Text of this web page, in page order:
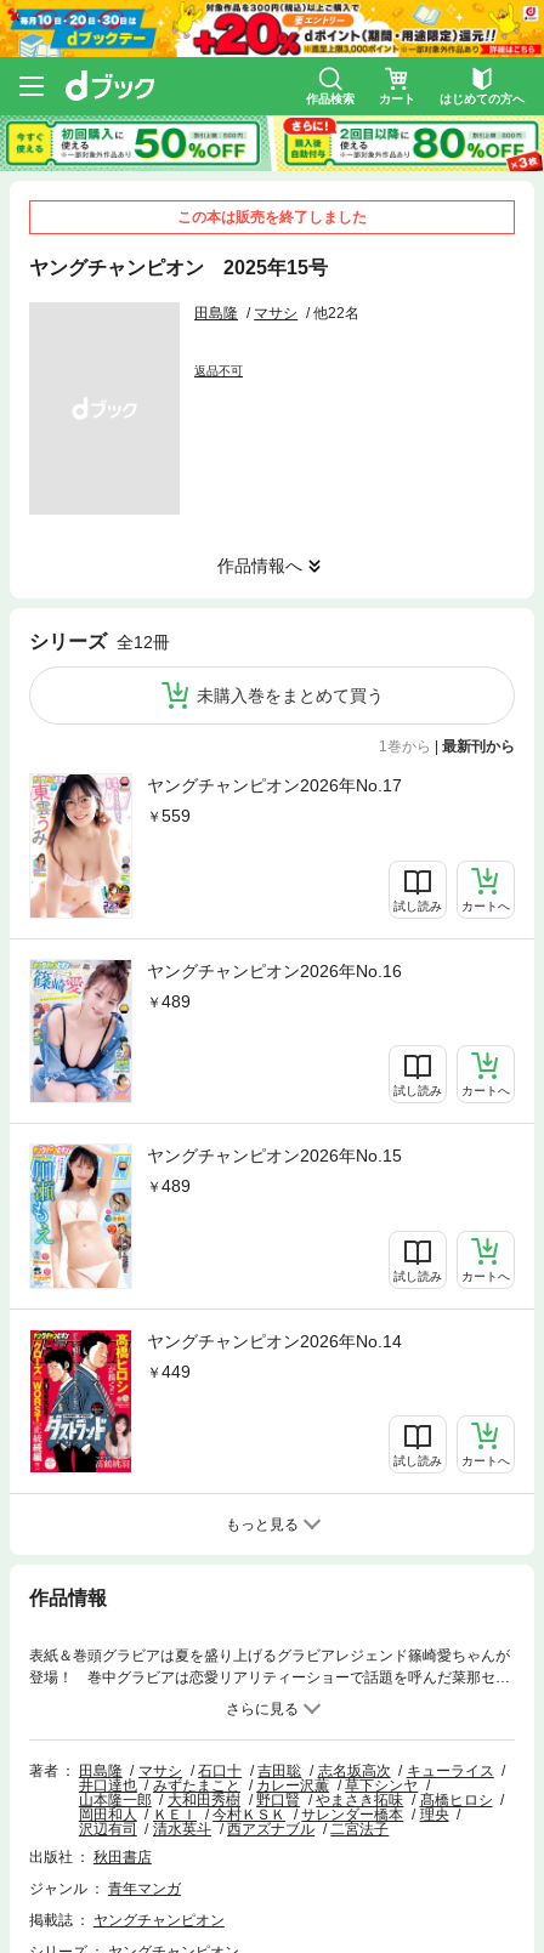
作品検索 カート はじめての方へ
この本は販売を終了しました
ヤングチャンピオン 2025年15号
田島隆 マサシ 他22名
返品不可
作品情報へ
シリーズ 全12冊
未購入巻をまとめて買う
1巻から 最新刊から
ヤングチャンピオン2026年No.17
559
試し読み カートへ
ヤングチャンピオン2026年No.16
489
試し読み カートへ
ヤングチャンピオン2026年No.15
489
試し読み カートへ
ヤングチャンピオン2026年No.14
449
試し読み カートへ
もっと見る
作品情報
表紙＆巻頭グラビアは夏を盛り上げるグラビアレジェンド篠崎愛ちゃんが
登場！ 巻中グラビアは恋愛リアリティーショーで話題を呼んだ菜那セシ
ルちゃんが初登場！ 巻頭カラーはTVドラマ化決定＆最新第10巻発売中
の「マトリと狂犬-路地裏の男達-」！ 巻中カラーは最新10巻が7月18日
発売の「凍牌 コールドガール」！ ※電子版には付録は含まれておら
ず、プレゼント・アンケート等への応募もできません。また作品のライン
ナップが目次と異なる場合もございます。
著者 田島隆 マサシ 石口十 吉田聡 志名坂高次
キューライス
井口達也
みずたまこと カレー沢薫
草下シンヤ
山本隆一郎
大和田秀樹 野口賢 やまさき拓味
髙橋ヒロシ
岡田和人
ＫＥＩ 今村ＫＳＫ サレンダー橋本
理央
沢辺有司
清水英斗 西アズナブル
二宮法子
出版社
秋田書店
ジャンル
青年マンガ
掲載誌
ヤングチャンピオン